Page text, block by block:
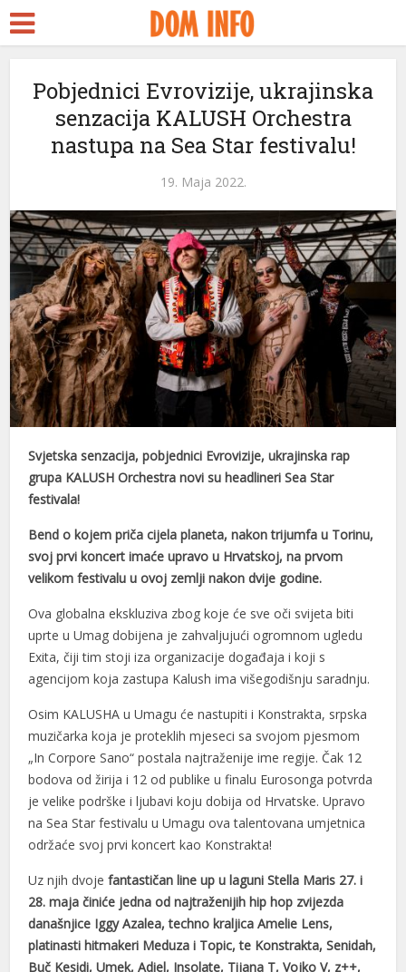
Pobjednici Evrovizije, ukrajinska
senzacija KALUSH Orchestra
nastupa na Sea Star festivalu!
19. Maja 2022.
Svjetska senzacija, pobjednici Evrovizije, ukrajinska rap
grupa KALUSH Orchestra novi su headlineri Sea Star
festivala!
Bend o kojem priča cijela planeta, nakon trijumfa u Torinu,
svoj prvi koncert imaće upravo u Hrvatskoj, na prvom
velikom festivalu u ovoj zemlji nakon dvije godine.
Ova globalna ekskluziva zbog koje će sve oči svijeta biti
uprte u Umag dobijena je zahvaljujući ogromnom ugledu
Exita, čiji tim stoji iza organizacije događaja i koji s
agencijom koja zastupa Kalush ima višegodišnju saradnju.
Osim KALUSHA u Umagu će nastupiti i Konstrakta, srpska
muzičarka koja je proteklih mjeseci sa svojom pjesmom
„In Corpore Sano“ postala najtraženije ime regije. Čak 12
bodova od žirija i 12 od publike u finalu Eurosonga potvrda
je velike podrške i ljubavi koju dobija od Hrvatske. Upravo
na Sea Star festivalu u Umagu ova talentovana umjetnica
održaće svoj prvi koncert kao Konstrakta!
Uz njih dvojefantastičan line up u laguni Stella Maris 27. i
28. maja činiće jedna od najtraženijih hip hop zvijezda
današnjice Iggy Azalea, techno kraljica Amelie Lens,
platinasti hitmakeri Meduza i Topic, te Konstrakta, Senidah,
Buč Kesidi, Umek, Adiel, Insolate, Tijana T, Vojko V, z++,